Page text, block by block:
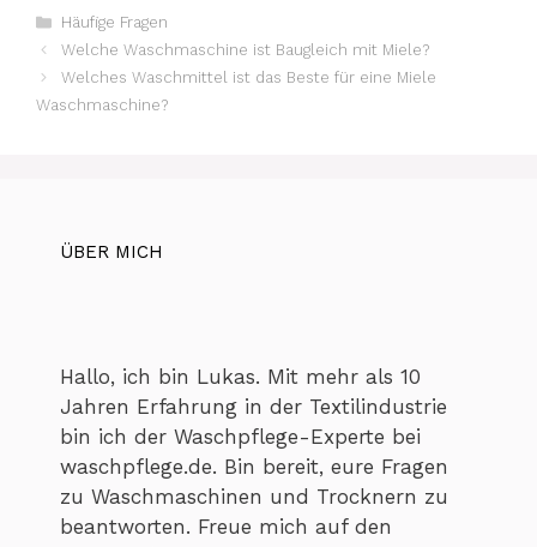
Kategorien
Häufige Fragen
Welche Waschmaschine ist Baugleich mit Miele?
Welches Waschmittel ist das Beste für eine Miele
Waschmaschine?
ÜBER MICH
Hallo, ich bin Lukas. Mit mehr als 10
Jahren Erfahrung in der Textilindustrie
bin ich der Waschpflege-Experte bei
waschpflege.de. Bin bereit, eure Fragen
zu Waschmaschinen und Trocknern zu
beantworten. Freue mich auf den